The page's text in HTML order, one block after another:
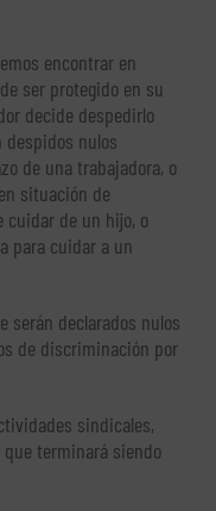
encontrar en
ser protegido en su
decide despedirlo
despidos nulos
de una trabajadora, o
situación de
cuidar de un hijo, o
para cuidar a un
serán declarados nulos
de discriminación por
sindicales,
terminará siendo